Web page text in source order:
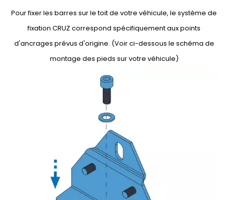
Pour fixer les barres sur le toit de votre véhicule, le système de
fixation CRUZ correspond spécifiquement aux points
d'ancrages prévus d'origine. (Voir ci-dessous le schéma de
montage des pieds sur votre véhicule)